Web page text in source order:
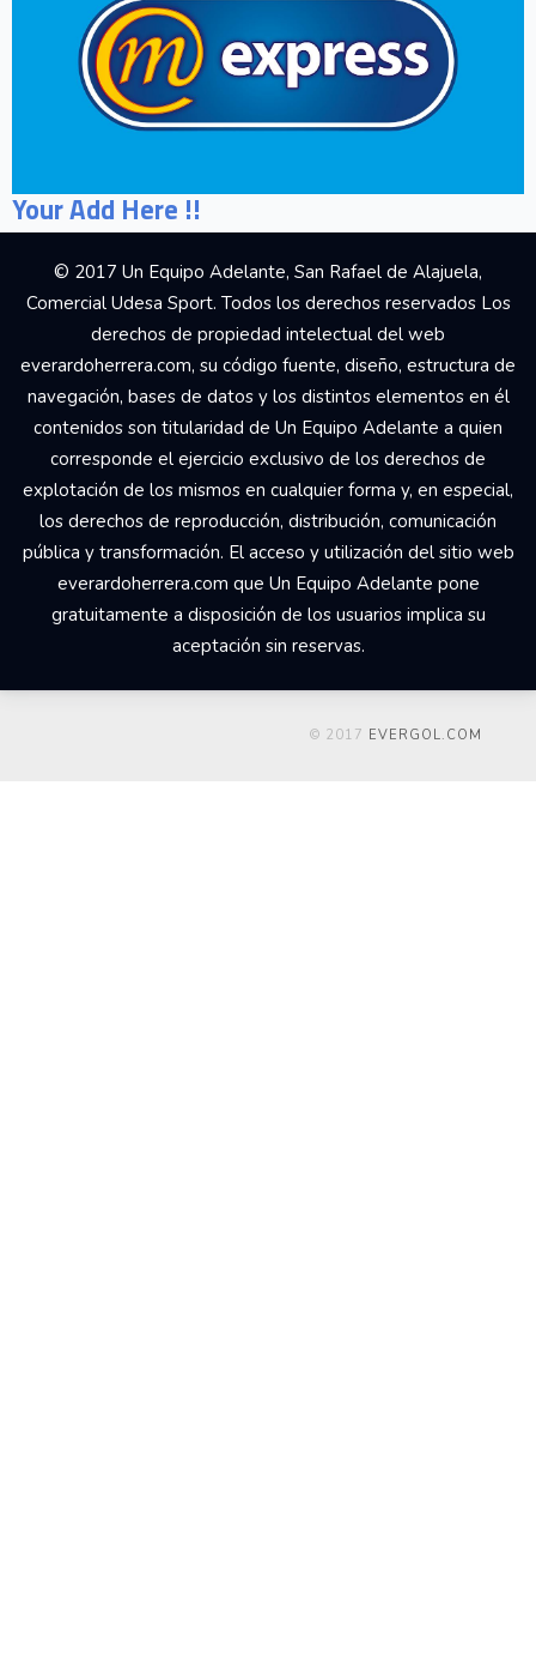
Your Add Here !!
© 2017 Un Equipo Adelante, San Rafael de Alajuela,
Comercial Udesa Sport. Todos los derechos reservados Los
derechos de propiedad intelectual del web
everardoherrera.com, su código fuente, diseño, estructura de
navegación, bases de datos y los distintos elementos en él
contenidos son titularidad de Un Equipo Adelante a quien
corresponde el ejercicio exclusivo de los derechos de
explotación de los mismos en cualquier forma y, en especial,
los derechos de reproducción, distribución, comunicación
pública y transformación. El acceso y utilización del sitio web
everardoherrera.com que Un Equipo Adelante pone
gratuitamente a disposición de los usuarios implica su
aceptación sin reservas.
© 2017 EVERGOL.COM